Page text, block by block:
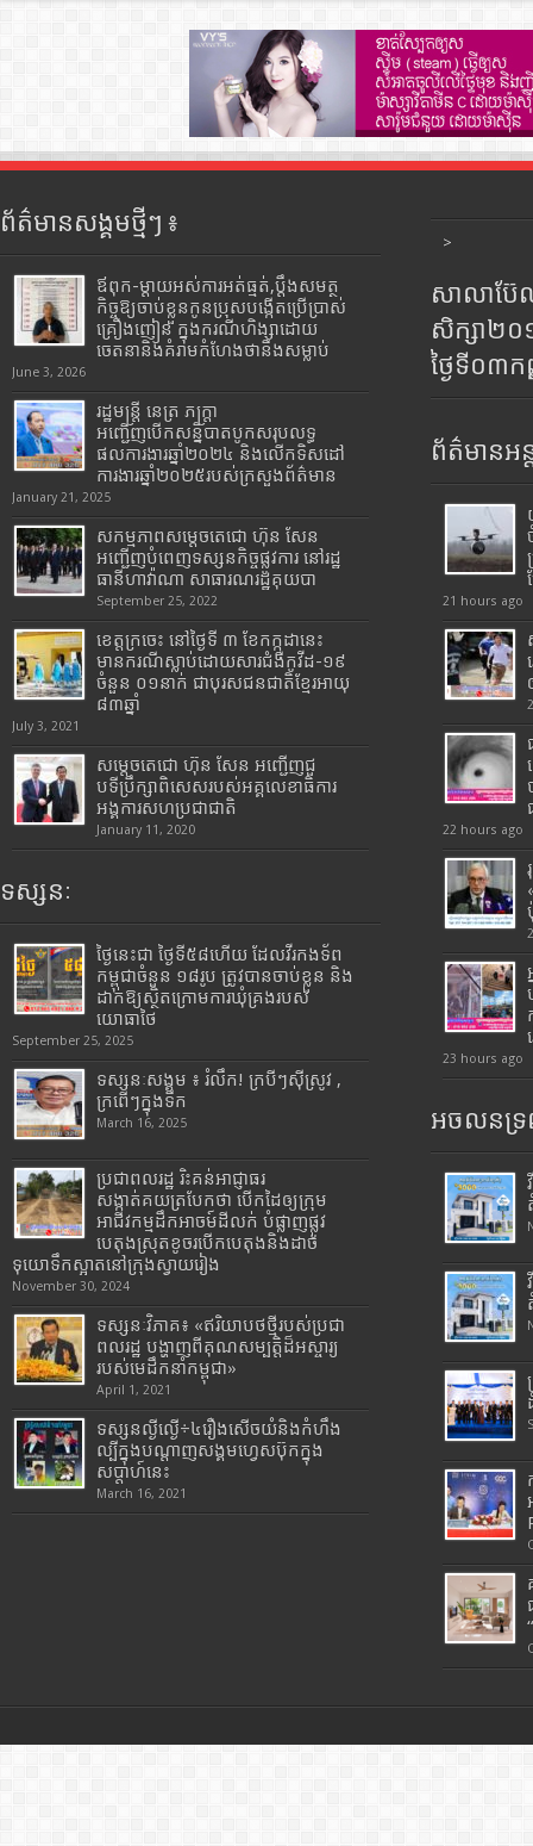
ព័ត៌មានសង្គមថ្មីៗ ៖
ឪពុក-ម្ដាយអស់ការអត់ធ្មត់,ប្ដឹងសមត្ថ
កិច្ចឱ្យចាប់ខ្លួនកូនប្រុសបង្កើតប្រើប្រាស់
គ្រឿងញៀន ក្នុងករណីហិង្សាដោយ
ចេតនានិងគំរាមកំហែងថានឹងសម្លាប់
June 3, 2026
រដ្ឋមន្រ្តី​ នេត្រ​ ភក្ត្រា​
អញ្ជើញបើកសន្និបាតបូកសរុបលទ្ធ
ផលការងារឆ្នាំ២០២៤ និងលើកទិសដៅ
ការងារឆ្នាំ២០២៥របស់​ក្រសួង​ព័ត៌មាន​
January 21, 2025
សកម្មភាពសម្តេចតេជោ ហ៊ុន សែន
អញ្ជើញបំពេញទស្សនកិច្ចផ្លូវការ នៅរដ្ឋ
ធានីហាវ៉ាណា សាធារណរដ្ឋគុយបា
September 25, 2022
ខេត្តក្រចេះ នៅថ្ងៃទី ៣ ខែកក្កដានេះ
មានករណីស្លាប់ដោយសារជំងឺកូវីដ-១៩
ចំនួន ០១នាក់ ជាបុរសជនជាតិខ្មែរអាយុ
៨៣ឆ្នាំ
July 3, 2021
សម្តេចតេជោ ហ៊ុន សែន អញ្ជើញជួ
បទីប្រឹក្សាពិសេសរបស់អគ្គលេខាធិការ
អង្គការសហប្រជាជាតិ
January 11, 2020
ទស្សនៈ
ថ្ងៃនេះជា ថ្ងៃទី៥៨ហើយ ដែលវីរកងទ័ព
កម្ពុជាចំនួន ១៨រូប ត្រូវបានចាប់ខ្លួន និង
ដាក់ឱ្យស្ថិតក្រោមការឃុំគ្រងរបស់
យោធាថៃ
September 25, 2025
ទស្សនៈសង្គម ៖ រំលឹក! ក្របីៗស៊ីស្រូវ ,
ក្រពើៗក្នុងទឹក
March 16, 2025
ប្រជាពលរដ្ឋ រិះគន់អាជ្ញាធរ
សង្កាត់គយត្របែកថា បើកដៃឲ្យក្រុម
អាជីវកម្មដឹកអាចម៍ដីលក់ បំផ្លាញផ្លូវ
បេតុងស្រុតខូចរបើកបេតុងនិងដាច់
ទុយោទឹកស្អាតនៅក្រុងស្វាយរៀង
November 30, 2024
ទស្សនៈវិភាគ៖ «ឥរិយាបថថ្មីរបស់ប្រជា
ពលរដ្ឋ បង្ហាញពីគុណសម្បត្តិដ៏អស្ចារ្យ
របស់មេដឹកនាំកម្ពុជា»
April 1, 2021
ទស្សនល្ងីល្ងើ÷៤រឿងសើចយំនិងកំហឹង
ល្បីក្នុងបណ្តាញសង្គមហ្វេសប៊ុកក្នុង
សប្តាហ៍នេះ
March 16, 2021
>
សាលាប៊ែ
សិក្សា២
ថ្ងៃទី០៣
ព័ត៌មានអន្
21 hours ago
22 hours ago
23 hours ago
អចលនទ្រ